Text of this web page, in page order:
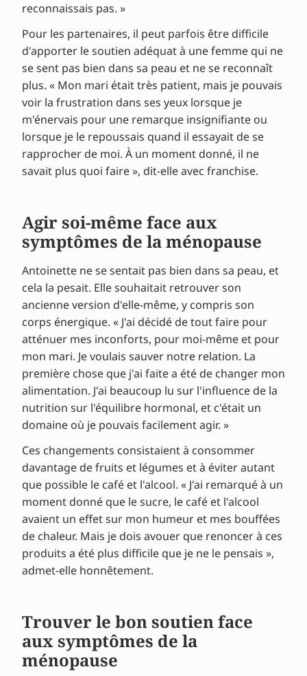
reconnaissais pas. »
Pour les partenaires, il peut parfois être difficile
d'apporter le soutien adéquat à une femme qui ne
se sent pas bien dans sa peau et ne se reconnaît
plus. « Mon mari était très patient, mais je pouvais
voir la frustration dans ses yeux lorsque je
m'énervais pour une remarque insignifiante ou
lorsque je le repoussais quand il essayait de se
rapprocher de moi. À un moment donné, il ne
savait plus quoi faire », dit-elle avec franchise.
Agir soi-même face aux
symptômes de la ménopause
Antoinette ne se sentait pas bien dans sa peau, et
cela la pesait. Elle souhaitait retrouver son
ancienne version d'elle-même, y compris son
corps énergique. « J'ai décidé de tout faire pour
atténuer mes inconforts, pour moi-même et pour
mon mari. Je voulais sauver notre relation. La
première chose que j'ai faite a été de changer mon
alimentation. J'ai beaucoup lu sur l'influence de la
nutrition sur l'équilibre hormonal, et c'était un
domaine où je pouvais facilement agir. »
Ces changements consistaient à consommer
davantage de fruits et légumes et à éviter autant
que possible le café et l'alcool. « J'ai remarqué à un
moment donné que le sucre, le café et l'alcool
avaient un effet sur mon humeur et mes bouffées
de chaleur. Mais je dois avouer que renoncer à ces
produits a été plus difficile que je ne le pensais »,
admet-elle honnêtement.
Trouver le bon soutien face
aux symptômes de la
ménopause